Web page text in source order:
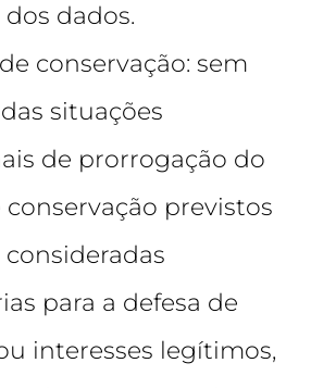
dados.
de conservação: sem
situações
de prorrogação do
conservação previstos
para a defesa de
interesses legítimos,